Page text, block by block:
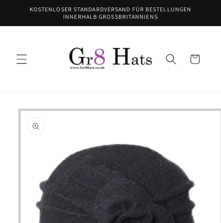
zumKOSTENLOSER STANDARDVERSAND FÜR BESTELLUNGEN
INNERHALB GROSSBRITANNIENS
Warenkorb